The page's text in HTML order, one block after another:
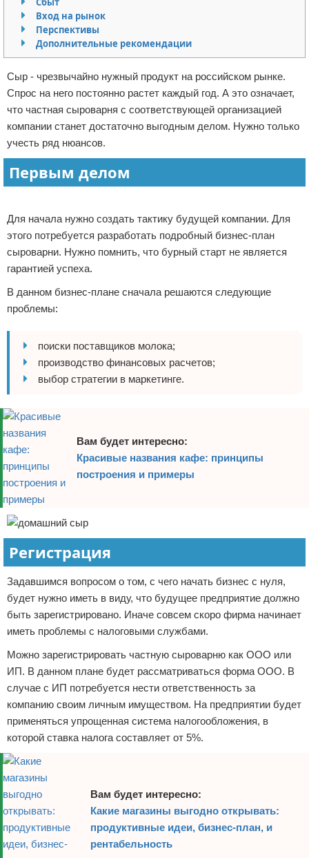
Начало бизнеса
Обзоры услуг
Самосовершенствование
Деловое общение
Менеджмент
Отказ от ответственности
Вход на рынок
Перспективы
Дополнительные рекомендации
Сыр - чрезвычайно нужный продукт на российском рынке.
Спрос на него постоянно растет каждый год. А это означает,
что частная сыроварня с соответствующей организацией
компании станет достаточно выгодным делом. Нужно только
учесть ряд нюансов.
Первым делом
Для начала нужно создать тактику будущей компании. Для
этого потребуется разработать подробный бизнес-план
сыроварни. Нужно помнить, что бурный старт не является
гарантией успеха.
В данном бизнес-плане сначала решаются следующие
проблемы:
поиски поставщиков молока;
производство финансовых расчетов;
выбор стратегии в маркетинге.
Вам будет интересно:
Красивые названия кафе: принципы
построения и примеры
Регистрация
Задавшимся вопросом о том, с чего начать бизнес с нуля,
будет нужно иметь в виду, что будущее предприятие должно
быть зарегистрировано. Иначе совсем скоро фирма начинает
иметь проблемы с налоговыми службами.
Можно зарегистрировать частную сыроварню как ООО или
ИП. В данном плане будет рассматриваться форма ООО. В
случае с ИП потребуется нести ответственность за
компанию своим личным имуществом. На предприятии будет
применяться упрощенная система налогообложения, в
которой ставка налога составляет от 5%.
Вам будет интересно:
Какие магазины выгодно открывать:
продуктивные идеи, бизнес-план, и
рентабельность